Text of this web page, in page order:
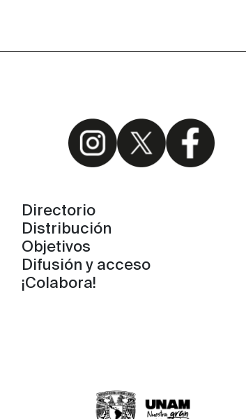
Directorio
Distribución
Objetivos
Difusión y acceso
¡Colabora!